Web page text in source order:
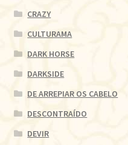
CRAZY
CULTURAMA
DARK HORSE
DARKSIDE
DE ARREPIAR OS CABELO
DESCONTRAÍDO
DEVIR